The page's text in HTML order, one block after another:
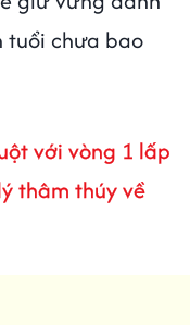
tuổi chưa bao
với vòng 1 lấp
thâm thúy về